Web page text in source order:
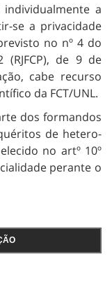
a
se a privacidade
no nº 4 do
(RJFCP), de 9 de
cabe recurso
da FCT/UNL.
dos formandos
de hetero-
no artº 10º
perante o